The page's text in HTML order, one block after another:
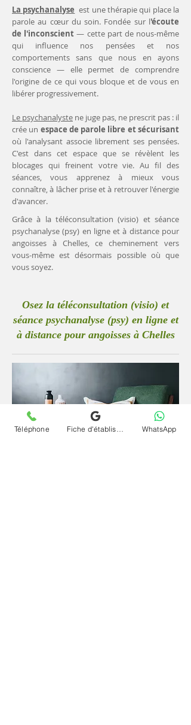
La psychanalyse est une thérapie qui place la
parole au cœur du soin. Fondée sur l'écoute
de l'inconscient— cette part de nous-même
qui influence nos pensées et nos
comportements sans que nous en ayons
conscience — elle permet de comprendre
l'origine de ce qui vous bloque et de vous en
libérer progressivement.
Le psychanalyste ne juge pas, ne prescrit pas : il
crée un espace de parole libre et sécurisant
où l'analysant associe librement ses pensées.
C'est dans cet espace que se révèlent les
blocages qui freinent votre vie. Au fil des
séances, vous apprenez à mieux vous
connaître, à lâcher prise et à retrouver l'énergie
d'avancer.
Grâce à la téléconsultation (visio) et séance
psychanalyse (psy) en ligne et à distance pour
angoisses à Chelles, ce cheminement vers
vous-même est désormais possible où que
vous soyez.
Osez la téléconsultation (visio) et
séance psychanalyse (psy) en ligne et
à distance pour angoisses à Chelles
Téléphone WhatsApp